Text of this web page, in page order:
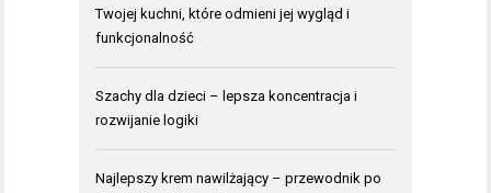
Twojej kuchni, które odmieni jej wygląd i
funkcjonalność
Szachy dla dzieci – lepsza koncentracja i
rozwijanie logiki
Najlepszy krem nawilżający – przewodnik po